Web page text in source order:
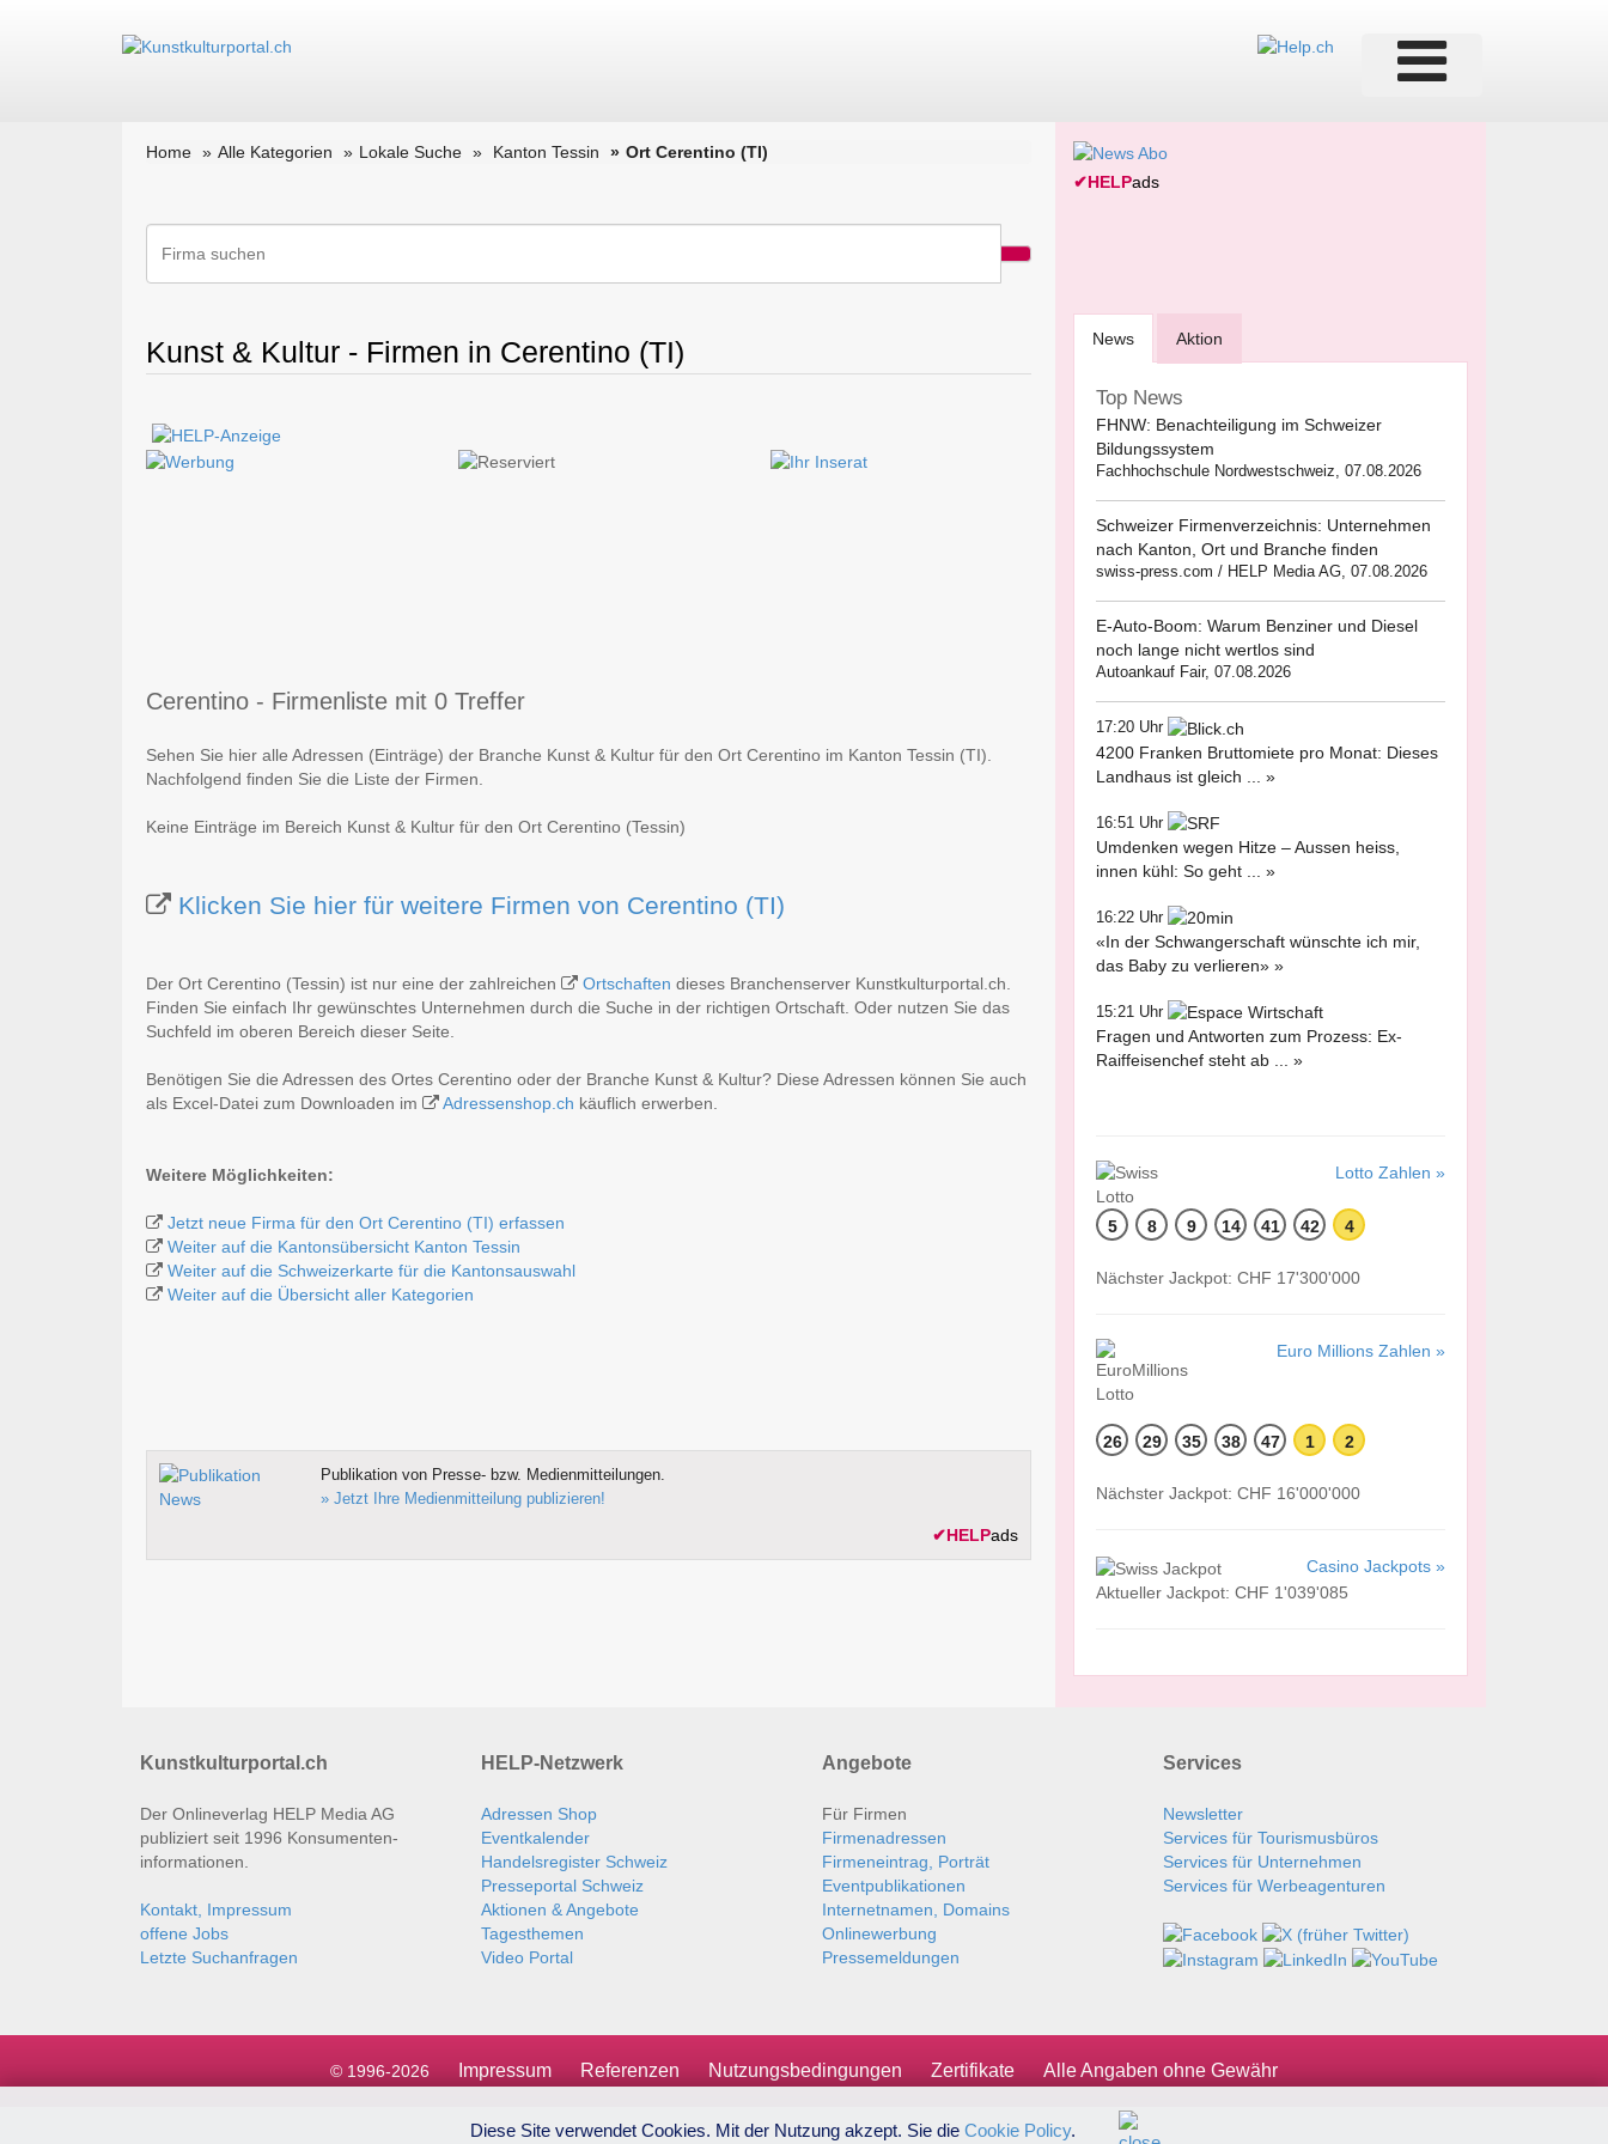
Home Alle Kategorien Lokale Suche Kanton Tessin Ort Cerentino (TI)
Kunst & Kultur - Firmen in Cerentino (TI)
Cerentino - Firmenliste mit 0 Treffer
Sehen Sie hier alle Adressen (Einträge) der Branche Kunst & Kultur für den Ort Cerentino im Kanton Tessin (TI).
Nachfolgend finden Sie die Liste der Firmen.
Keine Einträge im Bereich Kunst & Kultur für den Ort Cerentino (Tessin)
Klicken Sie hier für weitere Firmen von Cerentino (TI)
Der Ort Cerentino (Tessin) ist nur eine der zahlreichen Ortschaften dieses Branchenserver Kunstkulturportal.ch.
Finden Sie einfach Ihr gewünschtes Unternehmen durch die Suche in der richtigen Ortschaft. Oder nutzen Sie das
Suchfeld im oberen Bereich dieser Seite.
Benötigen Sie die Adressen des Ortes Cerentino oder der Branche Kunst & Kultur? Diese Adressen können Sie auch
als Excel-Datei zum Downloaden im
Adressenshop.ch käuflich erwerben.
Weitere Möglichkeiten:
Jetzt neue Firma für den Ort Cerentino (TI) erfassen
Weiter auf die Kantonsübersicht Kanton Tessin
Weiter auf die Schweizerkarte für die Kantonsauswahl
Weiter auf die Übersicht aller Kategorien
Publikation von Presse- bzw. Medienmitteilungen.
» Jetzt Ihre Medienmitteilung publizieren!
✔HELPads
✔HELPads
News Aktion
Top News
FHNW: Benachteiligung im Schweizer
Bildungssystem
Fachhochschule Nordwestschweiz, 07.08.2026
Schweizer Firmenverzeichnis: Unternehmen
nach Kanton, Ort und Branche finden
swiss-press.com / HELP Media AG, 07.08.2026
E-Auto-Boom: Warum Benziner und Diesel
noch lange nicht wertlos sind
Autoankauf Fair, 07.08.2026
17:20 Uhr
4200 Franken Bruttomiete pro Monat: Dieses
Landhaus ist gleich ... »
16:51 Uhr
Umdenken wegen Hitze – Aussen heiss,
innen kühl: So geht ... »
16:22 Uhr
«In der Schwangerschaft wünschte ich mir,
das Baby zu verlieren» »
15:21 Uhr
Fragen und Antworten zum Prozess: Ex-
Raiffeisenchef steht ab ... »
Lotto Zahlen »
5 8 9 14 41 42 4
Nächster Jackpot: CHF 17'300'000
Euro Millions Zahlen »
26 29 35 38 47 1 2
Nächster Jackpot: CHF 16'000'000
Casino Jackpots »
Aktueller Jackpot: CHF 1'039'085
Kunstkulturportal.ch
Der Onlineverlag HELP Media AG
publiziert seit 1996 Konsumenten­
informationen.
Kontakt, Impressum
offene Jobs
Letzte Suchanfragen
HELP-Netzwerk
Adressen Shop
Eventkalender
Handelsregister Schweiz
Presseportal Schweiz
Aktionen & Angebote
Tagesthemen
Video Portal
Angebote
Für Firmen
Firmenadressen
Firmeneintrag, Porträt
Eventpublikationen
Internetnamen, Domains
Onlinewerbung
Pressemeldungen
Services
Newsletter
Services für Tourismusbüros
Services für Unternehmen
Services für Werbeagenturen
© 1996-2026 Impressum Referenzen Nutzungsbedingungen Zertifikate Alle Angaben ohne Gewähr
Diese Site verwendet Cookies. Mit der Nutzung akzept. Sie die Cookie Policy.